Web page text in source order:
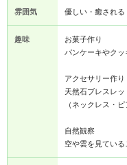
雰囲気 優しい・癒される
趣味
お菓子作り
パンケーキやク
アクセサリー作り
天然石ブレスレッ
（ネックレス・
自然観察
空や雲を見てい